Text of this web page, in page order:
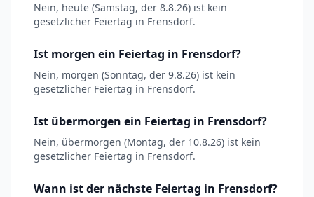
Nein, heute (Samstag, der 8.8.26) ist kein
gesetzlicher Feiertag in Frensdorf.
Ist morgen ein Feiertag in Frensdorf?
Nein, morgen (Sonntag, der 9.8.26) ist kein
gesetzlicher Feiertag in Frensdorf.
Ist übermorgen ein Feiertag in Frensdorf?
Nein, übermorgen (Montag, der 10.8.26) ist kein
gesetzlicher Feiertag in Frensdorf.
Wann ist der nächste Feiertag in Frensdorf?